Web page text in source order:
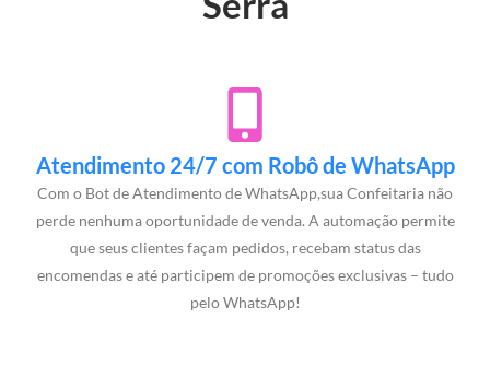
Atendimento 24/7 com Robô de WhatsApp
Com o Bot de Atendimento de WhatsApp,sua Confeitaria não
perde nenhuma oportunidade de venda. A automação permite
que seus clientes façam pedidos, recebam status das
encomendas e até participem de promoções exclusivas – tudo
pelo WhatsApp!